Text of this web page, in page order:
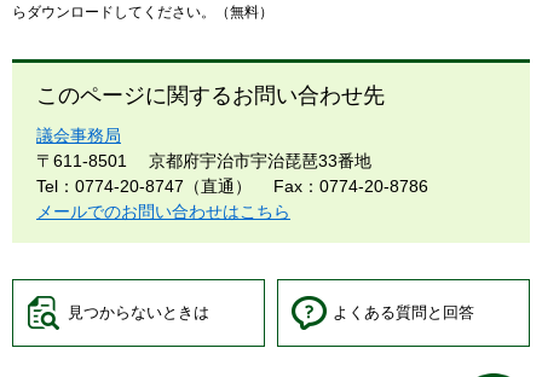
らダウンロードしてください。（無料）
このページに関するお問い合わせ先
議会事務局
〒611-8501
京都府宇治市宇治琵琶33番地
Tel：0774-20-8747（直通）
Fax：0774-20-8786
メールでのお問い合わせはこちら
見つからないときは よくある質問と回答